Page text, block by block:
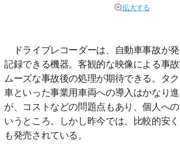
拡大する
ドライブレコーダーは、自動車事故が
記録できる機器。客観的な映像による事
ムーズな事故後の処理が期待できる。タ
車といった事業用車両への導入はかなり
が、コストなどの問題点もあり、個人へ
いうところ。しかし昨今では、比較的安
も発売されている。